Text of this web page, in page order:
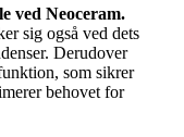
ved Neoceram.
sig også ved dets
Derudover
som sikrer
behovet for